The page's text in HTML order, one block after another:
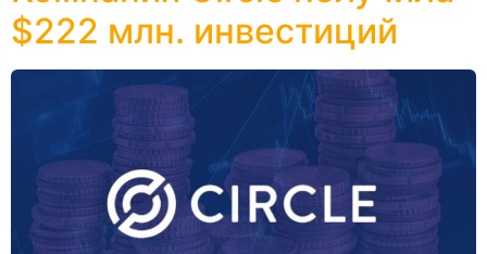
$222 млн. инвестиций